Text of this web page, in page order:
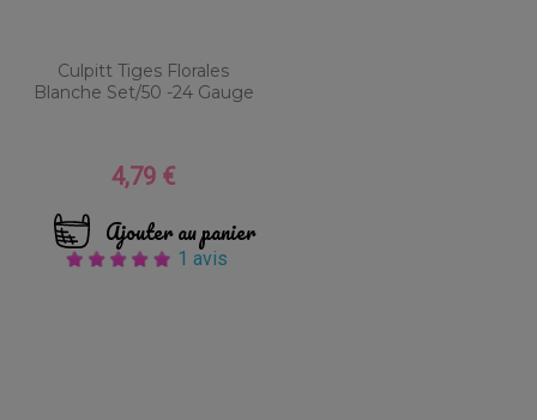
Culpitt Tiges Florales
Blanche Set/50 -24 Gauge
Prix
4,79 €
Ajouter au panier
1 avis